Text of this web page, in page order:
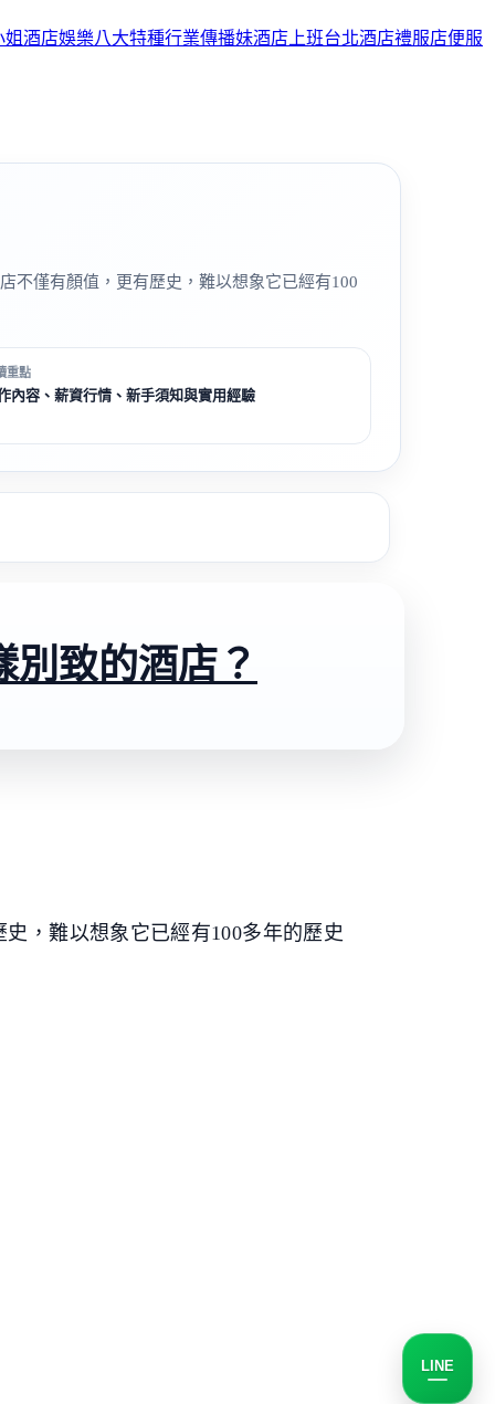
酒店娛樂八大特種行業傳播妹酒店上班台北酒店禮服店便服
不僅有顏值，更有歷史，難以想象它已經有100
重點
內容、薪資行情、新手須知與實用經驗
致的酒店？
，難以想象它已經有100多年的歷史
LINE